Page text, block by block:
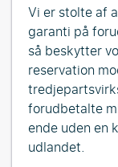
Vi er stolte af
garanti på
så beskytter
reservation
forudbetalte
ende uden en
udlandet.